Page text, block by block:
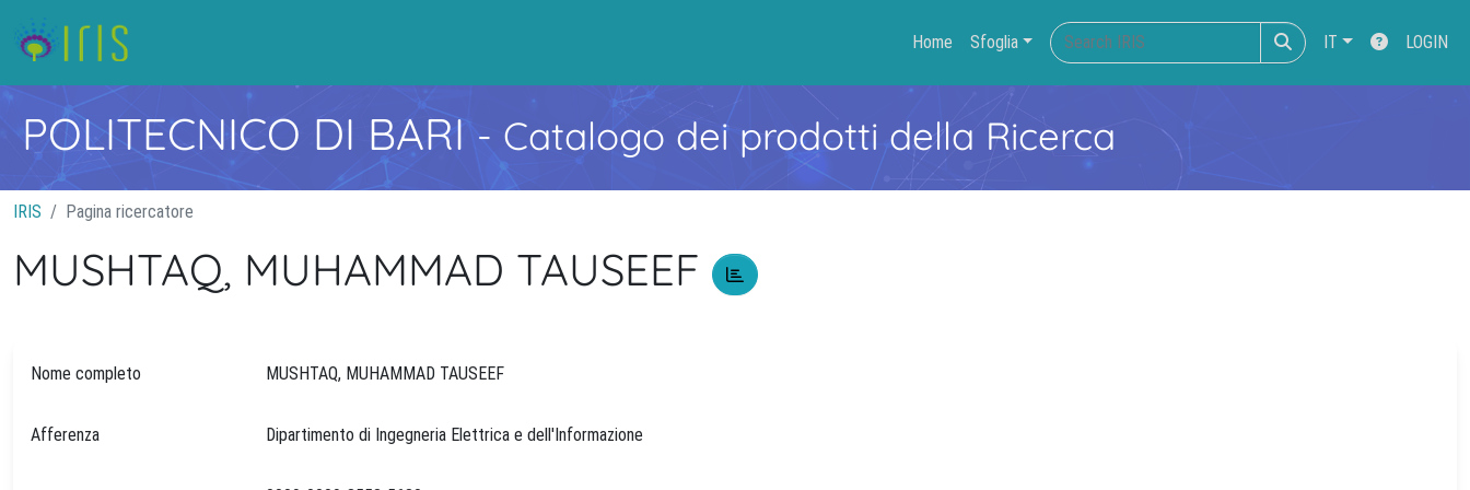
Home Sfoglia IT LOGIN
POLITECNICO DI BARI- Catalogo dei prodotti della Ricerca
IRIS Pagina ricercatore
MUSHTAQ, MUHAMMAD TAUSEEF
Nome completo MUSHTAQ, MUHAMMAD TAUSEEF
Afferenza Dipartimento di Ingegneria Elettrica e dell'Informazione